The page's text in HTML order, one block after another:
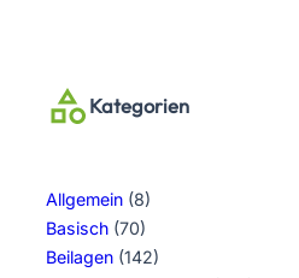
Kategorien
Allgemein (8)
Basisch (70)
Beilagen (142)